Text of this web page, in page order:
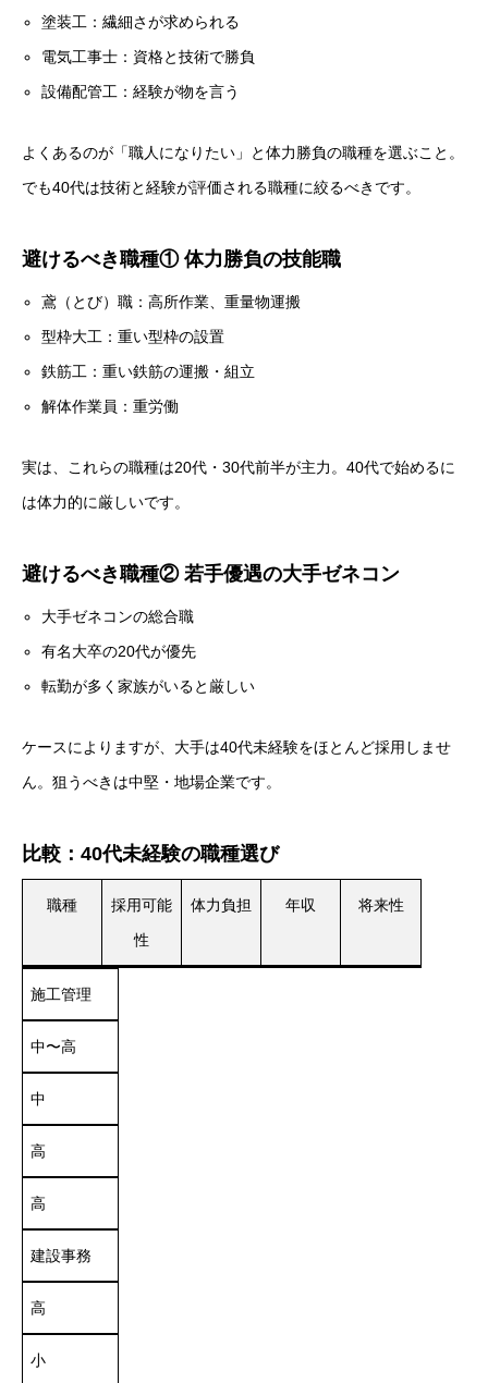
塗装工：繊細さが求められる
電気工事士：資格と技術で勝負
設備配管工：経験が物を言う
よくあるのが「職人になりたい」と体力勝負の職種を選ぶこと。
でも40代は技術と経験が評価される職種に絞るべきです。
避けるべき職種① 体力勝負の技能職
鳶（とび）職：高所作業、重量物運搬
型枠大工：重い型枠の設置
鉄筋工：重い鉄筋の運搬・組立
解体作業員：重労働
実は、これらの職種は20代・30代前半が主力。40代で始めるに
は体力的に厳しいです。
避けるべき職種② 若手優遇の大手ゼネコン
大手ゼネコンの総合職
有名大卒の20代が優先
転勤が多く家族がいると厳しい
ケースによりますが、大手は40代未経験をほとんど採用しませ
ん。狙うべきは中堅・地場企業です。
比較：40代未経験の職種選び
職種
採用可能
性
体力負担 年収 将来性
施工管理
中〜高
中
高
高
建設事務
高
小